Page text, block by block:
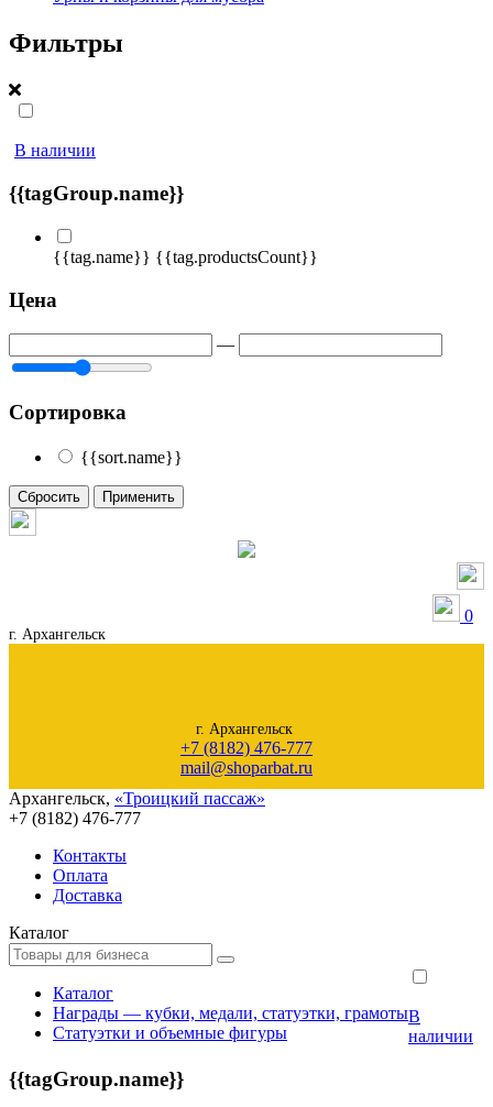
Фильтры
В наличии
{{tagGroup.name}}
{{tag.name}} {{tag.productsCount}}
Цена
—
Сортировка
{{sort.name}}
Сбросить Применить
0
г. Архангельск
г. Архангельск
+7 (8182) 476-777
mail@shoparbat.ru
Архангельск, «Троицкий пассаж»
+7 (8182) 476-777
Контакты
Оплата
Доставка
Каталог
Каталог
Награды — кубки, медали, статуэтки, грамоты
Статуэтки и объемные фигуры
В
наличии
{{tagGroup.name}}